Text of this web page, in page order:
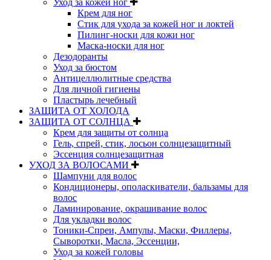
Уход за кожей ног
Крем для ног
Стик для ухода за кожей ног и локтей
Пилинг-носки для кожи ног
Маска-носки для ног
Дезодоранты
Уход за бюстом
Антицеллюлитные средства
Для личной гигиены
Пластырь лечебный
ЗАЩИТА ОТ ХОЛОДА
ЗАЩИТА ОТ СОЛНЦА
Крем для защиты от солнца
Гель, спрей, стик, лосьон солнцезащитный
Эссенция солнцезащитная
УХОД ЗА ВОЛОСАМИ
Шампуни для волос
Кондиционеры, ополаскиватели, бальзамы для
волос
Ламинирование, окрашивание волос
Для укладки волос
Тоники-Спреи, Ампулы, Маски, Филлеры,
Сыворотки, Масла, Эссенции,
Уход за кожей головы